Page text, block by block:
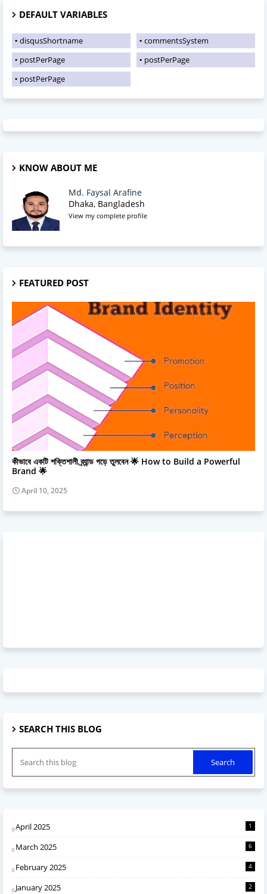
DEFAULT VARIABLES
disqusShortname
commentsSystem
postPerPage
postPerPage
postPerPage
KNOW ABOUT ME
Md. Faysal Arafine
Dhaka, Bangladesh
View my complete profile
FEATURED POST
Brand
কীভাবে একটি শক্তিশালী ব্র্যান্ড গড়ে তুলবেন 🌟 How to Build a Powerful
Brand 🌟
April 10, 2025
SEARCH THIS BLOG
April 2025 1
March 2025 6
February 2025 4
January 2025 2